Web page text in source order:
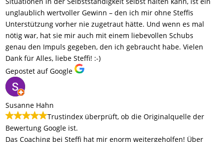
unglaublich wertvoller Gewinn – den ich mir ohne Steffis
Unterstützung vorher nie zugetraut hätte. Und wenn es mal
nötig war, hat sie mir auch mit einem liebevollen Schubs
genau den Impuls gegeben, den ich gebraucht habe. Vielen
Dank für Alles, liebe Steffi! :-)
Gepostet auf Google
Susanne Hahn
Trustindex überprüft, ob die Originalquelle der
Bewertung Google ist.
Das Coaching bei Steffi hat mir enorm weitergeholfen! Über